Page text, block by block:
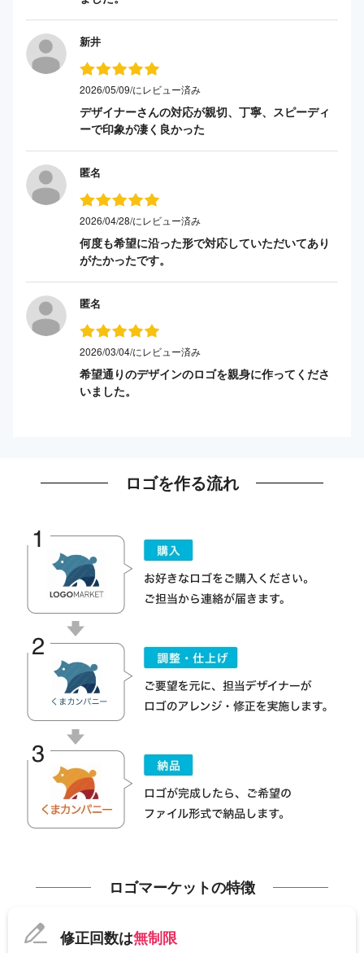
新井
2026/05/09/にレビュー済み
デザイナーさんの対応が親切、丁寧、スピーディ
ーで印象が凄く良かった
匿名
2026/04/28/にレビュー済み
何度も希望に沿った形で対応していただいてあり
がたかったです。
匿名
2026/03/04/にレビュー済み
希望通りのデザインのロゴを親身に作ってくださ
いました。
ロゴを作る流れ
ロゴマーケットの特徴
修正回数は無制限